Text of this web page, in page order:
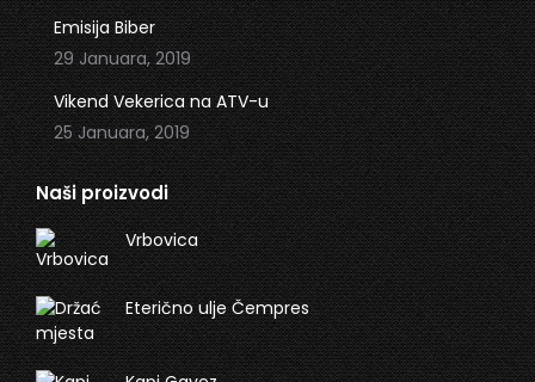
Emisija Biber
29 Januara, 2019
Vikend Vekerica na ATV-u
25 Januara, 2019
Naši proizvodi
Vrbovica
Eterično ulje Čempres